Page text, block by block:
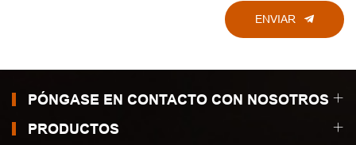
ENVIAR
PÓNGASE EN CONTACTO CON NOSOTROS
PRODUCTOS